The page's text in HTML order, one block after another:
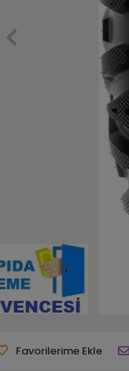
Favorilerime Ekle